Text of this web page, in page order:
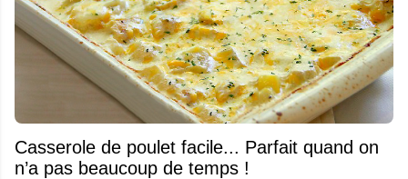
Casserole de poulet facile... Parfait quand on
n’a pas beaucoup de temps !